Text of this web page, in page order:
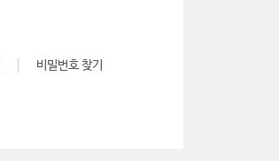
비밀번호 찾기